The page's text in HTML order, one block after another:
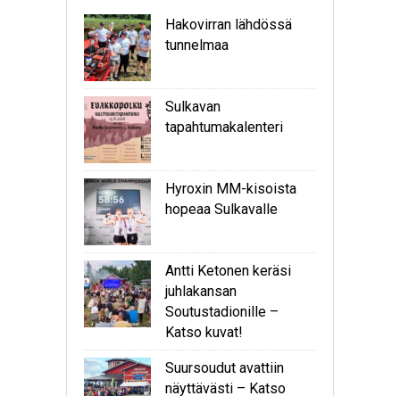
Hakovirran lähdössä
tunnelmaa
Sulkavan
tapahtumakalenteri
Hyroxin MM-kisoista
hopeaa Sulkavalle
Antti Ketonen keräsi
juhlakansan
Soutustadionille –
Katso kuvat!
Suursoudut avattiin
näyttävästi – Katso